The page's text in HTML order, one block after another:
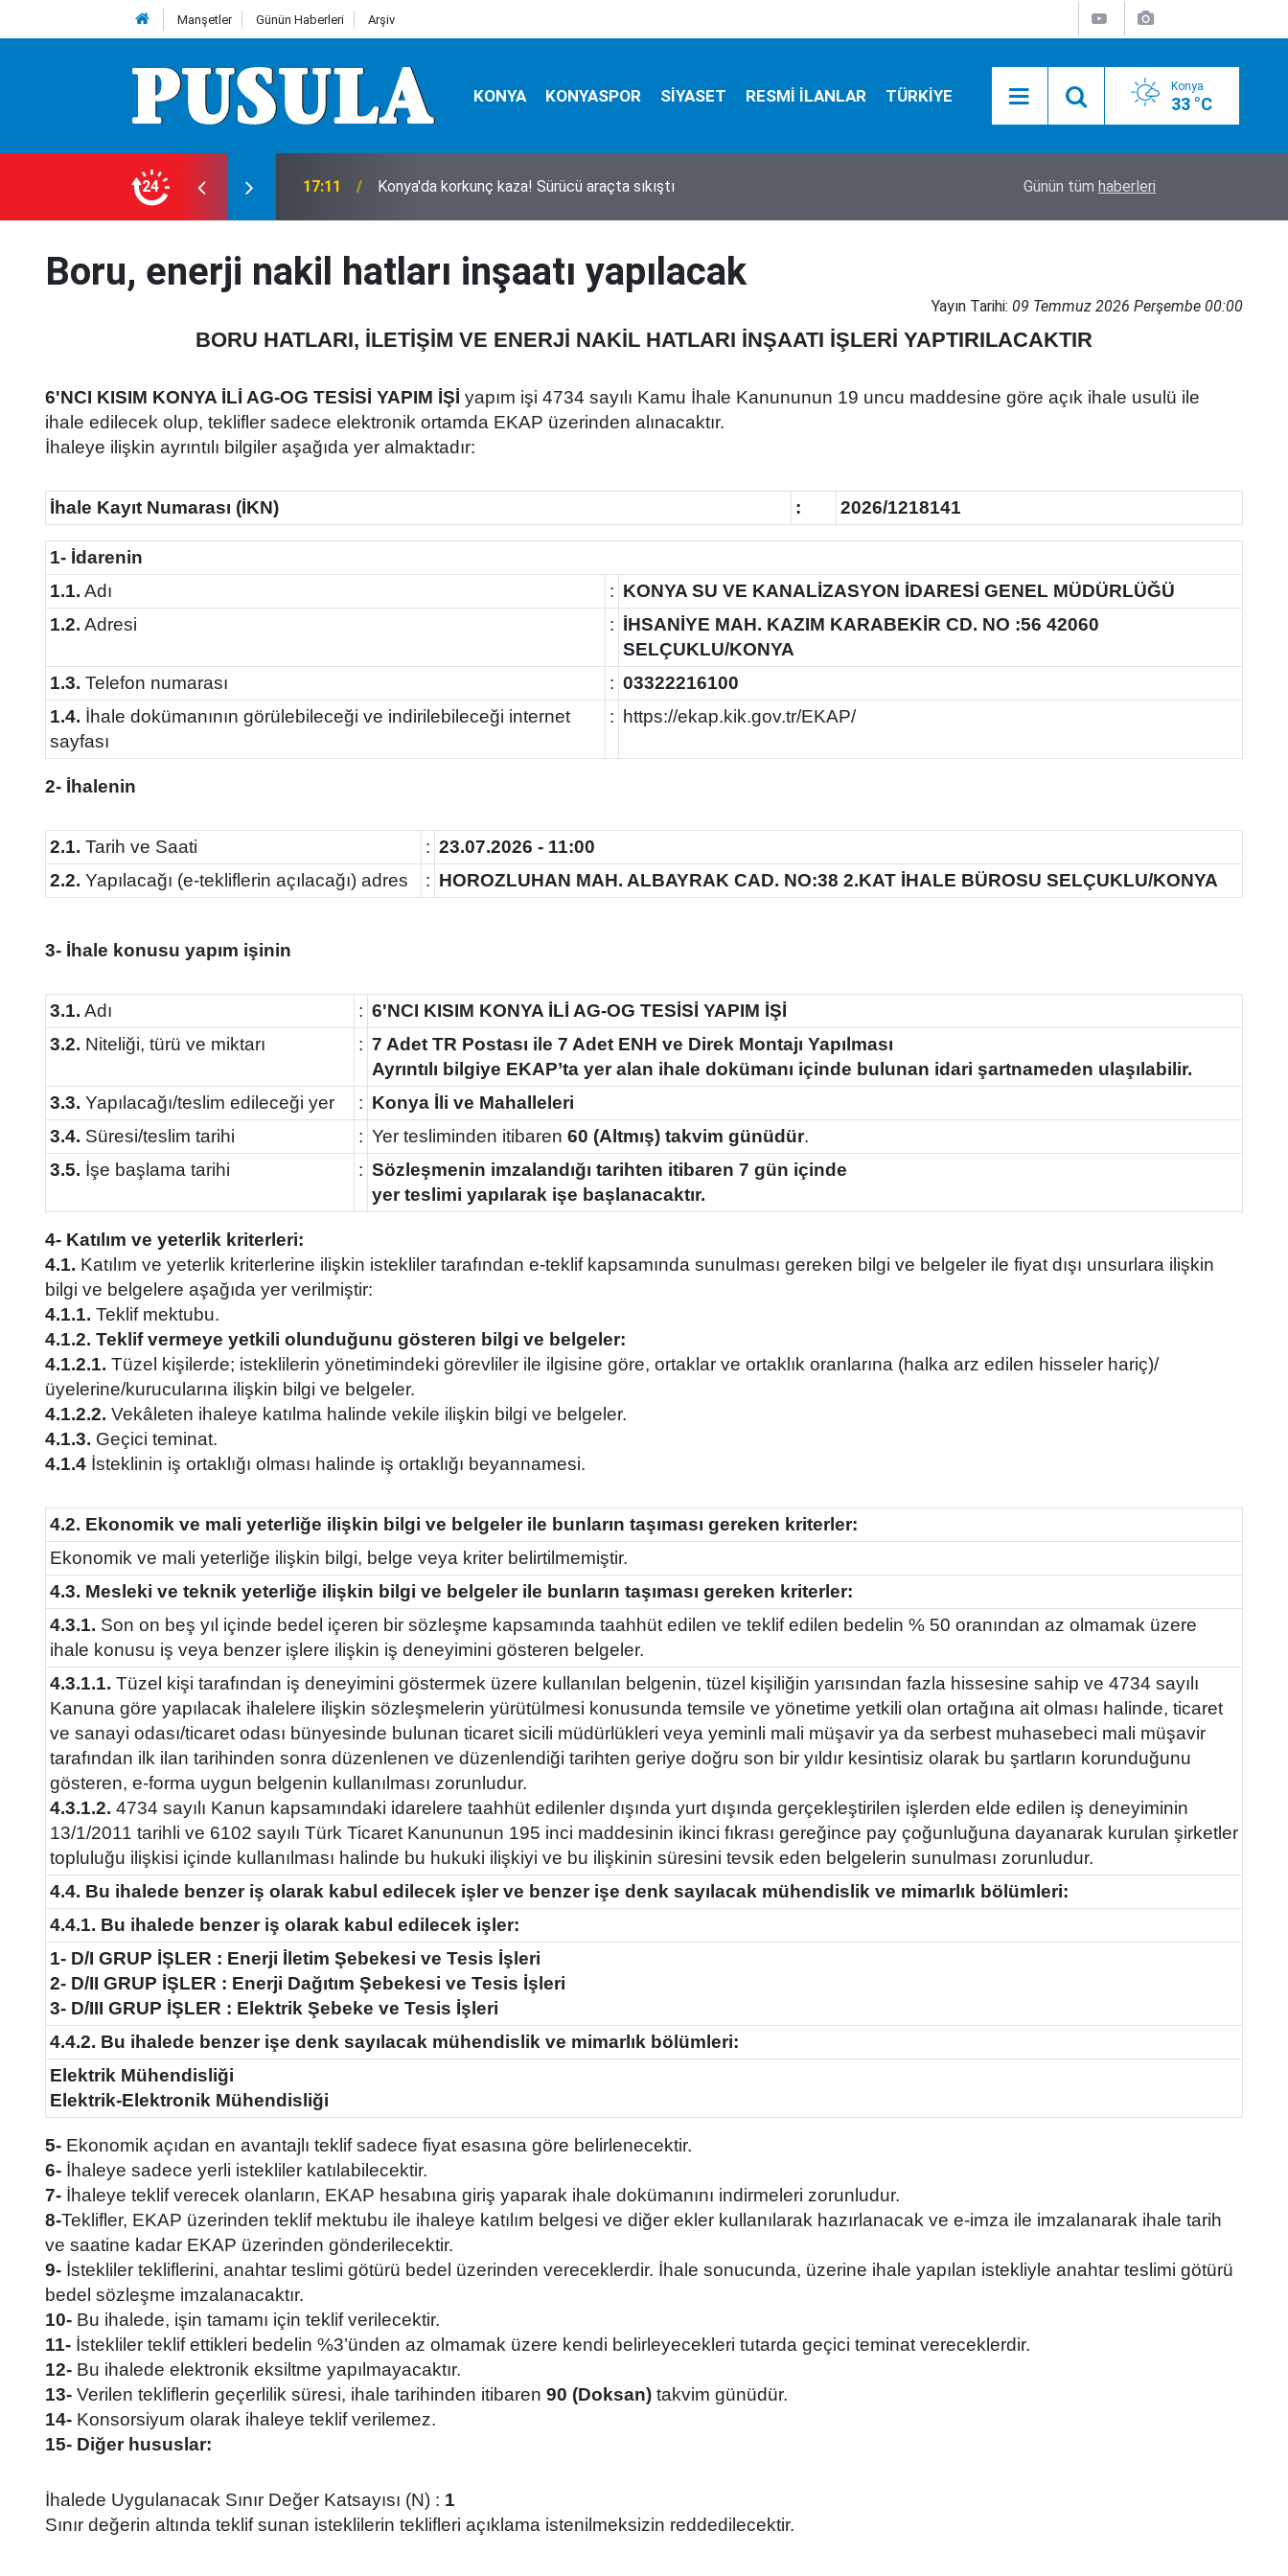
Manşetler Günün Haberleri Arşiv
KONYA KONYASPOR SİYASET RESMİ İLANLAR TÜRKİYE Konya
33 °C
24 17:11 Konya'da korkunç kaza! Sürücü araçta sıkıştı Konya'da bugün vefat edenler! 6 Ağustos 2026
Günün tüm haberleri
Boru, enerji nakil hatları inşaatı yapılacak
Yayın Tarihi: 09 Temmuz 2026 Perşembe 00:00
BORU HATLARI, İLETİŞİM VE ENERJİ NAKİL HATLARI İNŞAATI İŞLERİ YAPTIRILACAKTIR
6'NCI KISIM KONYA İLİ AG-OG TESİSİ YAPIM İŞİ yapım işi 4734 sayılı Kamu İhale Kanununun 19 uncu maddesine göre açık ihale usulü ile
ihale edilecek olup, teklifler sadece elektronik ortamda EKAP üzerinden alınacaktır.
İhaleye ilişkin ayrıntılı bilgiler aşağıda yer almaktadır:
İhale Kayıt Numarası (İKN) : 2026/1218141
1- İdarenin
1.1. Adı : KONYA SU VE KANALİZASYON İDARESİ GENEL MÜDÜRLÜĞÜ
1.2. Adresi : İHSANİYE MAH. KAZIM KARABEKİR CD. NO :56 42060
SELÇUKLU/KONYA
1.3. Telefon numarası : 03322216100
1.4. İhale dokümanının görülebileceği ve indirilebileceği internet
sayfası
: https://ekap.kik.gov.tr/EKAP/
2- İhalenin
2.1. Tarih ve Saati : 23.07.2026 - 11:00
2.2. Yapılacağı (e-tekliflerin açılacağı) adres : HOROZLUHAN MAH. ALBAYRAK CAD. NO:38 2.KAT İHALE BÜROSU SELÇUKLU/KONYA
3- İhale konusu yapım işinin
3.1. Adı : 6'NCI KISIM KONYA İLİ AG-OG TESİSİ YAPIM İŞİ
3.2. Niteliği, türü ve miktarı : 7 Adet TR Postası ile 7 Adet ENH ve Direk Montajı Yapılması
Ayrıntılı bilgiye EKAP’ta yer alan ihale dokümanı içinde bulunan idari şartnameden ulaşılabilir.
3.3. Yapılacağı/teslim edileceği yer : Konya İli ve Mahalleleri
3.4. Süresi/teslim tarihi : Yer tesliminden itibaren 60 (Altmış) takvim günüdür.
3.5. İşe başlama tarihi : Sözleşmenin imzalandığı tarihten itibaren 7 gün içinde
yer teslimi yapılarak işe başlanacaktır.
4- Katılım ve yeterlik kriterleri:
4.1. Katılım ve yeterlik kriterlerine ilişkin istekliler tarafından e-teklif kapsamında sunulması gereken bilgi ve belgeler ile fiyat dışı unsurlara ilişkin
bilgi ve belgelere aşağıda yer verilmiştir:
4.1.1. Teklif mektubu.
4.1.2. Teklif vermeye yetkili olunduğunu gösteren bilgi ve belgeler:
4.1.2.1. Tüzel kişilerde; isteklilerin yönetimindeki görevliler ile ilgisine göre, ortaklar ve ortaklık oranlarına (halka arz edilen hisseler hariç)/
üyelerine/kurucularına ilişkin bilgi ve belgeler.
4.1.2.2. Vekâleten ihaleye katılma halinde vekile ilişkin bilgi ve belgeler.
4.1.3. Geçici teminat.
4.1.4 İsteklinin iş ortaklığı olması halinde iş ortaklığı beyannamesi.
4.2. Ekonomik ve mali yeterliğe ilişkin bilgi ve belgeler ile bunların taşıması gereken kriterler:
Ekonomik ve mali yeterliğe ilişkin bilgi, belge veya kriter belirtilmemiştir.
4.3. Mesleki ve teknik yeterliğe ilişkin bilgi ve belgeler ile bunların taşıması gereken kriterler:
4.3.1. Son on beş yıl içinde bedel içeren bir sözleşme kapsamında taahhüt edilen ve teklif edilen bedelin % 50 oranından az olmamak üzere
ihale konusu iş veya benzer işlere ilişkin iş deneyimini gösteren belgeler.
4.3.1.1. Tüzel kişi tarafından iş deneyimini göstermek üzere kullanılan belgenin, tüzel kişiliğin yarısından fazla hissesine sahip ve 4734 sayılı
Kanuna göre yapılacak ihalelere ilişkin sözleşmelerin yürütülmesi konusunda temsile ve yönetime yetkili olan ortağına ait olması halinde, ticaret
ve sanayi odası/ticaret odası bünyesinde bulunan ticaret sicili müdürlükleri veya yeminli mali müşavir ya da serbest muhasebeci mali müşavir
tarafından ilk ilan tarihinden sonra düzenlenen ve düzenlendiği tarihten geriye doğru son bir yıldır kesintisiz olarak bu şartların korunduğunu
gösteren, e-forma uygun belgenin kullanılması zorunludur.
4.3.1.2. 4734 sayılı Kanun kapsamındaki idarelere taahhüt edilenler dışında yurt dışında gerçekleştirilen işlerden elde edilen iş deneyiminin
13/1/2011 tarihli ve 6102 sayılı Türk Ticaret Kanununun 195 inci maddesinin ikinci fıkrası gereğince pay çoğunluğuna dayanarak kurulan şirketler
topluluğu ilişkisi içinde kullanılması halinde bu hukuki ilişkiyi ve bu ilişkinin süresini tevsik eden belgelerin sunulması zorunludur.
4.4. Bu ihalede benzer iş olarak kabul edilecek işler ve benzer işe denk sayılacak mühendislik ve mimarlık bölümleri:
4.4.1. Bu ihalede benzer iş olarak kabul edilecek işler:
1- D/I GRUP İŞLER : Enerji İletim Şebekesi ve Tesis İşleri
2- D/II GRUP İŞLER : Enerji Dağıtım Şebekesi ve Tesis İşleri
3- D/III GRUP İŞLER : Elektrik Şebeke ve Tesis İşleri
4.4.2. Bu ihalede benzer işe denk sayılacak mühendislik ve mimarlık bölümleri:
Elektrik Mühendisliği
Elektrik-Elektronik Mühendisliği
5- Ekonomik açıdan en avantajlı teklif sadece fiyat esasına göre belirlenecektir.
6- İhaleye sadece yerli istekliler katılabilecektir.
7- İhaleye teklif verecek olanların, EKAP hesabına giriş yaparak ihale dokümanını indirmeleri zorunludur.
8-Teklifler, EKAP üzerinden teklif mektubu ile ihaleye katılım belgesi ve diğer ekler kullanılarak hazırlanacak ve e-imza ile imzalanarak ihale tarih
ve saatine kadar EKAP üzerinden gönderilecektir.
9- İstekliler tekliflerini, anahtar teslimi götürü bedel üzerinden vereceklerdir. İhale sonucunda, üzerine ihale yapılan istekliyle anahtar teslimi götürü
bedel sözleşme imzalanacaktır.
10- Bu ihalede, işin tamamı için teklif verilecektir.
11- İstekliler teklif ettikleri bedelin %3’ünden az olmamak üzere kendi belirleyecekleri tutarda geçici teminat vereceklerdir.
12- Bu ihalede elektronik eksiltme yapılmayacaktır.
13- Verilen tekliflerin geçerlilik süresi, ihale tarihinden itibaren 90 (Doksan) takvim günüdür.
14- Konsorsiyum olarak ihaleye teklif verilemez.
15- Diğer hususlar:
İhalede Uygulanacak Sınır Değer Katsayısı (N) : 1
Sınır değerin altında teklif sunan isteklilerin teklifleri açıklama istenilmeksizin reddedilecektir.